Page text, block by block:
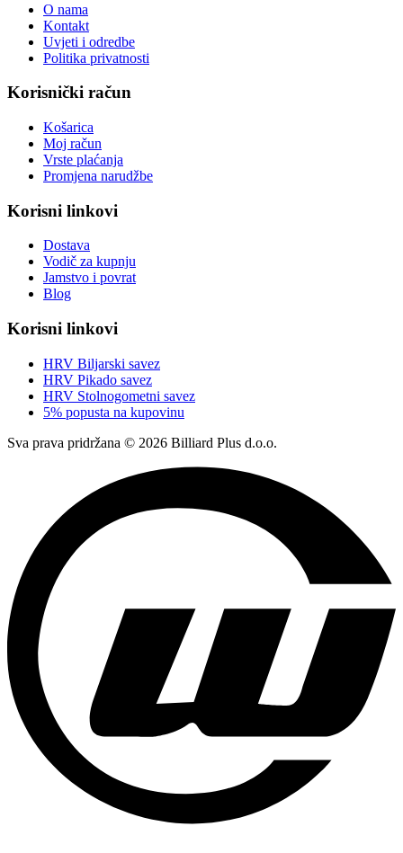
O nama
Kontakt
Uvjeti i odredbe
Politika privatnosti
Korisnički račun
Košarica
Moj račun
Vrste plaćanja
Promjena narudžbe
Korisni linkovi
Dostava
Vodič za kupnju
Jamstvo i povrat
Blog
Korisni linkovi
HRV Biljarski savez
HRV Pikado savez
HRV Stolnogometni savez
5% popusta na kupovinu
Sva prava pridržana © 2026 Billiard Plus d.o.o.